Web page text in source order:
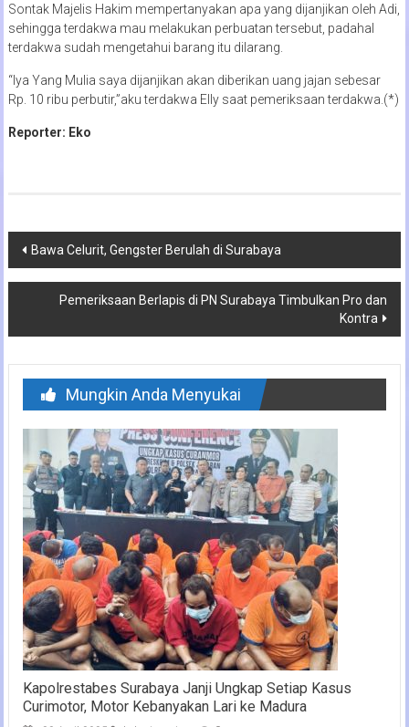
Sontak Majelis Hakim mempertanyakan apa yang dijanjikan oleh Adi,
sehingga terdakwa mau melakukan perbuatan tersebut, padahal
terdakwa sudah mengetahui barang itu dilarang.
“Iya Yang Mulia saya dijanjikan akan diberikan uang jajan sebesar
Rp. 10 ribu perbutir,”aku terdakwa Elly saat pemeriksaan terdakwa.(*)
Reporter: Eko
Navigasi
pos
Bawa Celurit, Gengster Berulah di Surabaya
Pemeriksaan Berlapis di PN Surabaya Timbulkan Pro dan
Kontra
Mungkin Anda Menyukai
Kapolrestabes Surabaya Janji Ungkap Setiap Kasus
Curimotor, Motor Kebanyakan Lari ke Madura